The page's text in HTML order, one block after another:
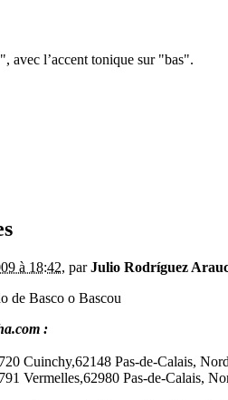
avec l’accent tonique sur "bas".
à 18:42, parJulio Rodríguez
de Basco o Bascou
:
Cuinchy,62148 Pas-de-Calais,
Vermelles,62980 Pas-de-Calais,